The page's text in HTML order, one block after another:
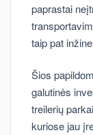
paprastai
taip pat
Šios
galutinės
treilerių
kuriose jau